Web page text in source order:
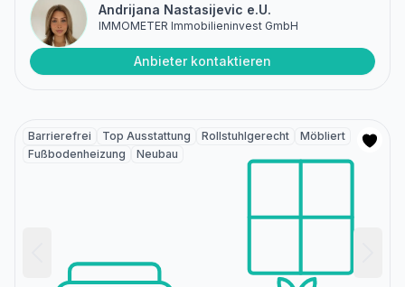
Andrijana Nastasijevic e.U.
IMMOMETER Immobilieninvest GmbH
Anbieter kontaktieren
Barrierefrei Top Ausstattung Rollstuhlgerecht
Möbliert
Fußbodenheizung
Neubau